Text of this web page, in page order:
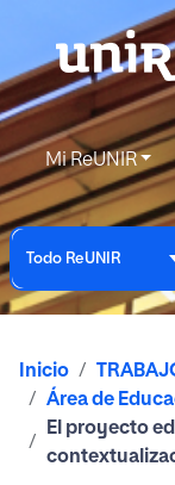
Mi ReUNIR
Todo ReUNIR
Inicio
Área de
El proyecto